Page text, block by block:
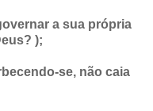
a sua própria
);
se, não caia